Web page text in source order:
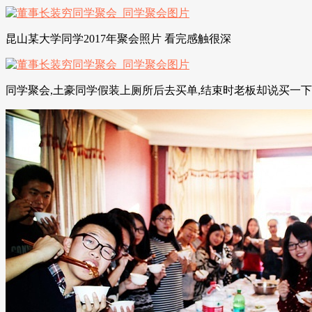
昆山某大学同学2017年聚会照片 看完感触很深
同学聚会,土豪同学假装上厕所后去买单,结束时老板却说买一